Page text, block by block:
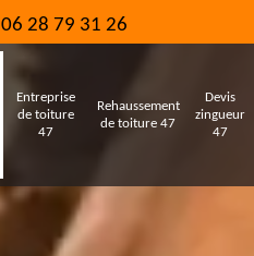
06 28 79 31 26
Entreprise
de toiture
47
Rehaussement
de toiture 47
Devis
zingueur
47